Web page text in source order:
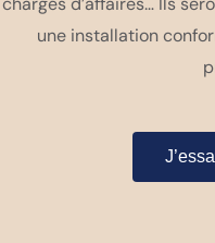
une installation